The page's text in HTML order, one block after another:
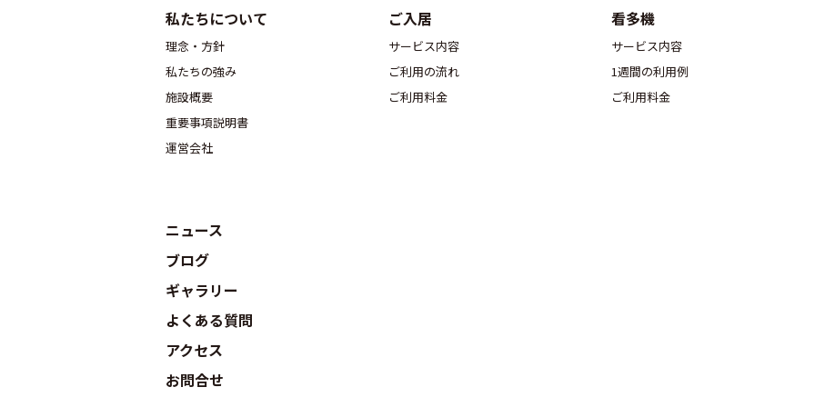
私たちについて
理念・方針
私たちの強み
施設概要
重要事項説明書
運営会社
ご入居
サービス内容
ご利用の流れ
ご利用料金
看多機
サービス内容
1週間の利用例
ご利用料金
ニュース
ブログ
ギャラリー
よくある質問
アクセス
お問合せ